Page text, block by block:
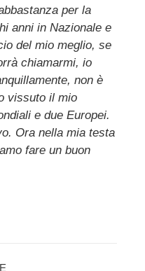
per la
anni in Nazionale e
del mio meglio, se
chiamarmi, io
non è
vissuto il mio
e due Europei.
Ora nella mia testa
fare un buon